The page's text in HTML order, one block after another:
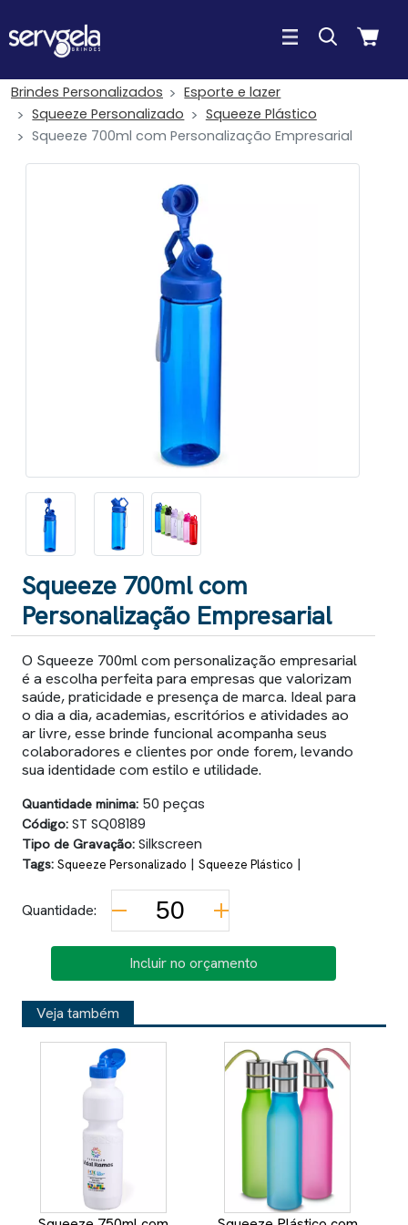
Brindes Personalizados
Esporte e lazer
Squeeze Personalizado
Squeeze Plástico
Squeeze 700ml com Personalização Empresarial
Squeeze 700ml com
Personalização Empresarial
O Squeeze 700ml com personalização empresarial
é a escolha perfeita para empresas que valorizam
saúde, praticidade e presença de marca. Ideal para
o dia a dia, academias, escritórios e atividades ao
ar livre, esse brinde funcional acompanha seus
colaboradores e clientes por onde forem, levando
sua identidade com estilo e utilidade.
Quantidade minima: 50 peças
Código: ST SQ08189
Tipo de Gravação: Silkscreen
Tags: Squeeze Personalizado | Squeeze Plástico |
Quantidade:
Incluir no orçamento
Veja também